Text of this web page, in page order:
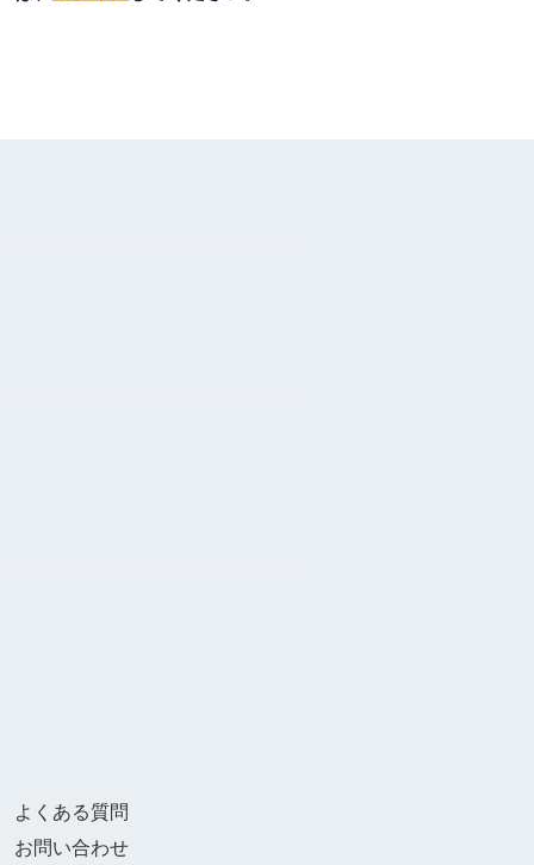
よくある質問
お問い合わせ